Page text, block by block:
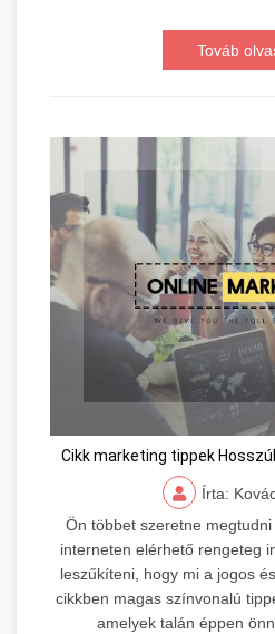
Továb
Cikk marketing tippek
Írta:
Ön többet szeretne
interneten elérhető rengeteg
leszűkíteni, hogy mi a jogos
cikkben magas színvonalú
amelyek talán éppen